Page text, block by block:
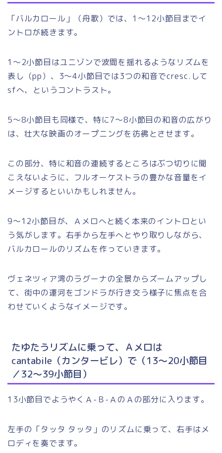
「バルカロール」（舟歌）では、1～12小節目までイ
ントロが続きます。
1～2小節目はユニゾンで波間を揺れるようなリズムを
表し（pp）、3～4小節目では3つの和音でcresc.して
sfへ、というコントラスト。
5～8小節目も同様で、特に7～8小節目の和音の広がり
は、壮大な映画のオープニングを彷彿とさせます。
この部分、特に和音の連続するところはぶつ切りに聞
こえないように、フルオーケストラの豊かな音量をイ
メージするといいかもしれません。
9～12小節目が、Ａメロへと続く本来のイントロとい
う気がします。右手から左手へとやり取りしながら、
バルカロールのリズムを作っていきます。
ヴェネツィア湾のラグーナの全景からズームアップし
て、街中の運河をゴンドラが行き交う様子に焦点を合
わせていくようなイメージです。
たゆたうリズムに乗って、Ａメロは
cantabile（カンタービレ）で（13～20小節目
／32～39小節目）
13小節目でようやくＡ-Ｂ-ＡのＡの部分に入ります。
左手の「タッタ タッタ」のリズムに乗って、右手はメ
ロディを奏でます。